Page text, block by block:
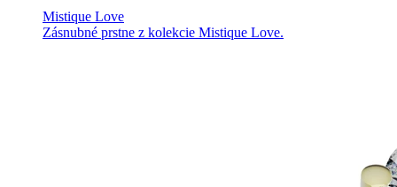
Mistique Love
Zásnubné prstne z kolekcie Mistique Love.